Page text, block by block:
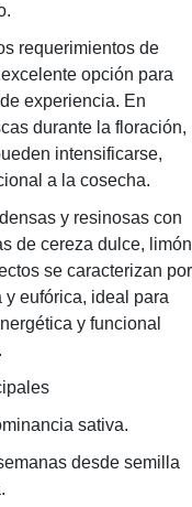
requerimientos de
opción para
experiencia. En
durante la floración,
intensificarse,
a la cosecha.
y resinosas con
de cereza dulce, limón
se caracterizan por
eufórica, ideal para
y funcional
sativa.
desde semilla